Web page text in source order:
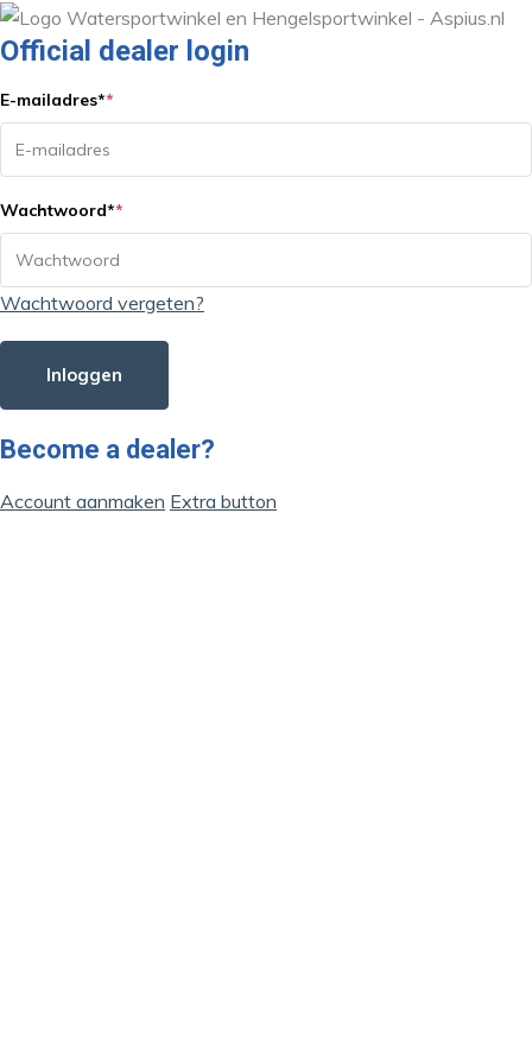
Official dealer login
E-mailadres**
Wachtwoord**
Wachtwoord vergeten?
Inloggen
Become a dealer?
Account aanmaken Extra button